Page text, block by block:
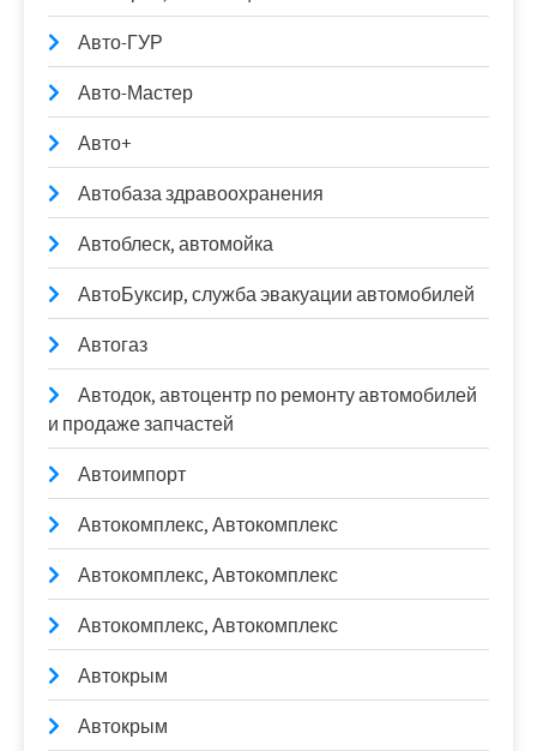
Авто-ГУР
Авто-Мастер
Авто+
Автобаза здравоохранения
Автоблеск, автомойка
АвтоБуксир, служба эвакуации автомобилей
Автогаз
Автодок, автоцентр по ремонту автомобилей
и продаже запчастей
Автоимпорт
Автокомплекс, Автокомплекс
Автокомплекс, Автокомплекс
Автокомплекс, Автокомплекс
Автокрым
Автокрым